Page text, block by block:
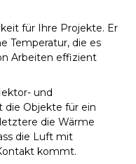
für Ihre Projekte. Er
Temperatur, die es
Arbeiten effizient
und
die Objekte für ein
die Wärme
die Luft mit
kommt.